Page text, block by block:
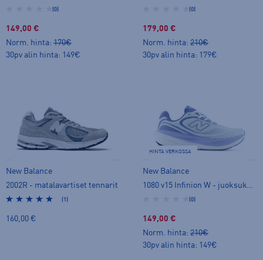
(0)
149,00 €
Norm. hinta: 170€
30pv alin hinta: 149€
(0)
179,00 €
Norm. hinta: 210€
30pv alin hinta: 179€
New Balance
2002R - matalavartiset tennarit
(1)
160,00 €
HINTA VERKOSSA
New Balance
1080 v15 Infinion W - juoksukengät
(0)
149,00 €
Norm. hinta: 210€
30pv alin hinta: 149€